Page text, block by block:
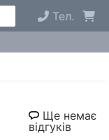
Тел.
Ще немає
відгуків